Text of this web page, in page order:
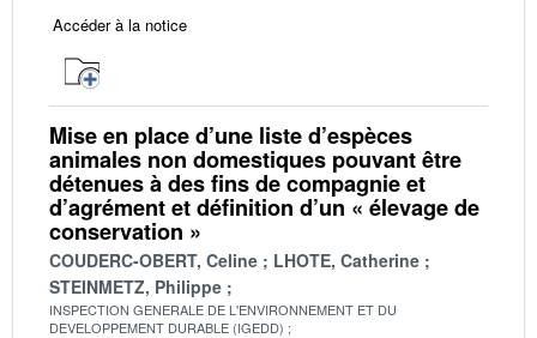
Accéder à la notice
Mise en place d’une liste d’espèces
animales non domestiques pouvant être
détenues à des fins de compagnie et
d’agrément et définition d’un « élevage de
conservation »
COUDERC-OBERT, Celine
LHOTE, Catherine
STEINMETZ, Philippe
INSPECTION GENERALE DE L'ENVIRONNEMENT ET DU
DEVELOPPEMENT DURABLE (IGEDD)